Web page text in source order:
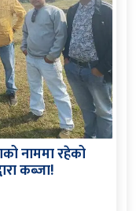
नाममा रहेको
कब्जा!